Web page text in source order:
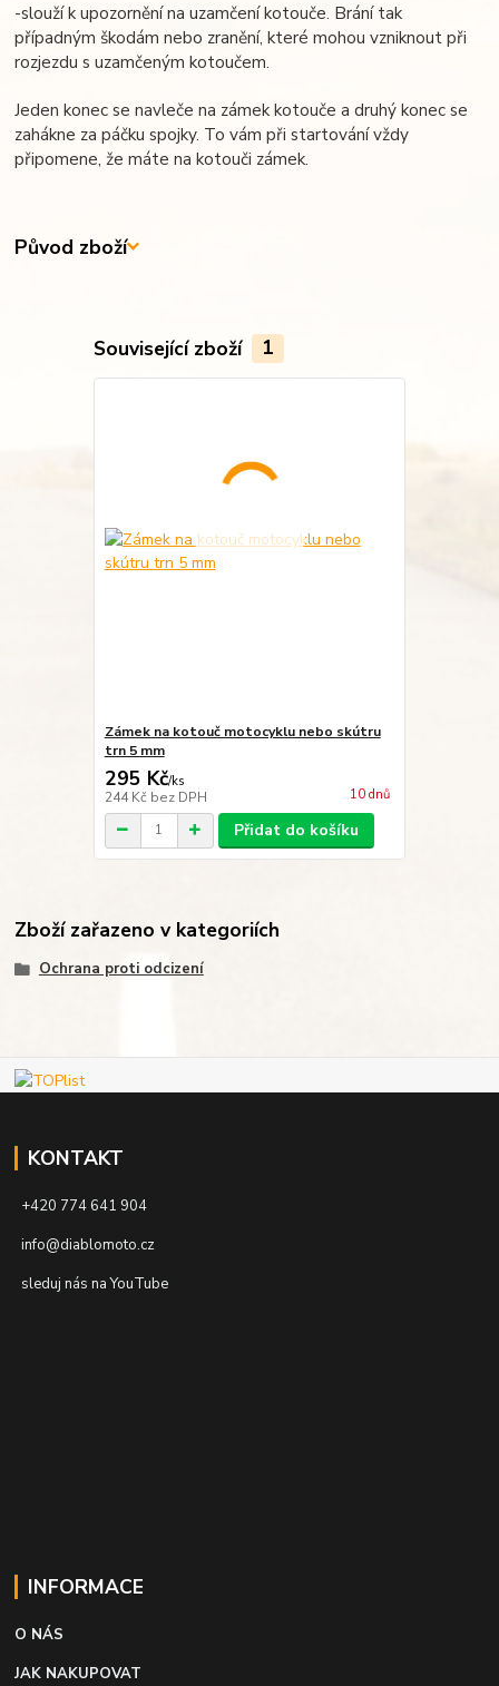
-slouží k upozornění na uzamčení kotouče. Brání tak
případným škodám nebo zranění, které mohou vzniknout při
rozjezdu s uzamčeným kotoučem.
Jeden konec se navleče na zámek kotouče a druhý konec se
zahákne za páčku spojky. To vám při startování vždy
připomene, že máte na kotouči zámek.
Původ zboží
Související zboží 1
Zámek na kotouč motocyklu nebo skútru
trn 5 mm
295 Kč/ks
244 Kč bez DPH 10 dnů
Přidat do košíku
Zboží zařazeno v kategoriích
Ochrana proti odcizení
KONTAKT
+420 774 641 904
info@diablomoto.cz
sleduj nás na YouTube
INFORMACE
O NÁS
JAK NAKUPOVAT